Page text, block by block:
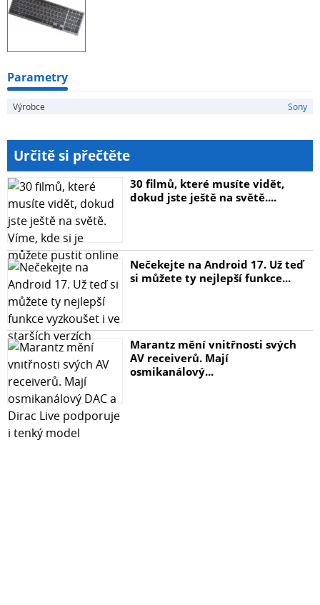
Parametry
Výrobce Sony
Určitě si přečtěte
30 filmů, které musíte vidět,
dokud jste ještě na světě....
Nečekejte na Android 17. Už teď
si můžete ty nejlepší funkce...
Marantz mění vnitřnosti svých
AV receiverů. Mají
osmikanálový...